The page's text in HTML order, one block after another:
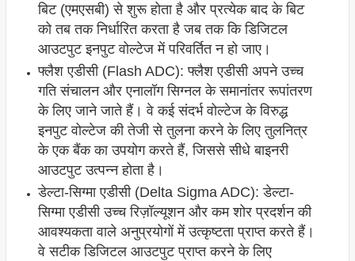
बिट (एमएसबी) से शुरू होता है और प्रत्येक बाद के बिट
को तब तक निर्धारित करता है जब तक कि डिजिटल
आउटपुट इनपुट वोल्टेज में परिवर्तित न हो जाए।
फ्लैश एडीसी (Flash ADC): फ्लैश एडीसी अपने उच्च
गति संचालन और एनालॉग सिग्नल के समानांतर रूपांतरण
के लिए जाने जाते हैं। वे कई संदर्भ वोल्टेज के विरुद्ध
इनपुट वोल्टेज की तेजी से तुलना करने के लिए तुलनित्र
के एक बैंक का उपयोग करते हैं, जिससे सीधे बाइनरी
आउटपुट उत्पन्न होता है।
डेल्टा-सिग्मा एडीसी (Delta Sigma ADC): डेल्टा-
सिग्मा एडीसी उच्च रिज़ॉल्यूशन और कम शोर प्रदर्शन की
आवश्यकता वाले अनुप्रयोगों में उत्कृष्टता प्राप्त करते हैं।
वे सटीक डिजिटल आउटपुट प्राप्त करने के लिए